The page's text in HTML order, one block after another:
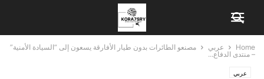
Home عربي
مصنعو الطائرات بدون طيار الأفارقة يسعون إلى “السيادة الأمنية”
– منتدى الدفاع...
عربي